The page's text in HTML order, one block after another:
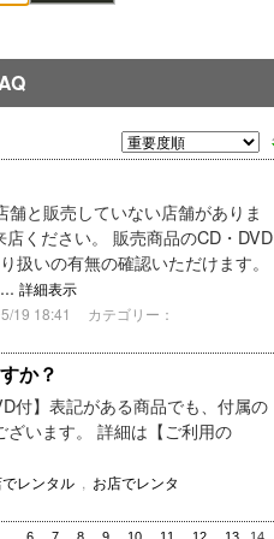
と販売していない店舗がありま
ください。 販売商品のCD・DVD
いの有無の確認いただけます。
詳細表示
19 18:41 カテゴリー：
か？
付】表記がある商品でも、付属の
います。 詳細は【ご利用の
レンタル お店でレンタ